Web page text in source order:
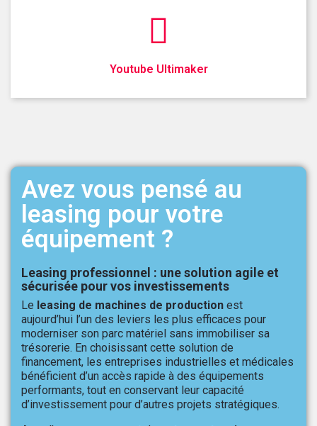
Youtube Ultimaker
Avez vous pensé au
leasing pour votre
équipement ?
Leasing professionnel : une solution agile et
sécurisée pour vos investissements
Le leasing de machines de production est
aujourd’hui l’un des leviers les plus efficaces pour
moderniser son parc matériel sans immobiliser sa
trésorerie. En choisissant cette solution de
financement, les entreprises industrielles et médicales
bénéficient d’un accès rapide à des équipements
performants, tout en conservant leur capacité
d’investissement pour d’autres projets stratégiques.